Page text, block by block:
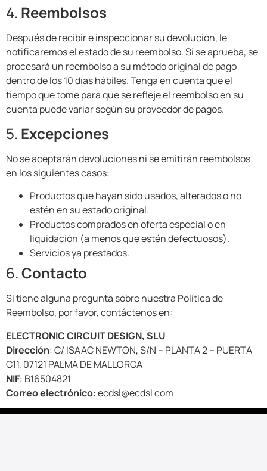
4. Reembolsos
Después de recibir e inspeccionar su devolución, le
notificaremos el estado de su reembolso. Si se aprueba, se
procesará un reembolso a su método original de pago
dentro de los 10 días hábiles. Tenga en cuenta que el
tiempo que tome para que se refleje el reembolso en su
cuenta puede variar según su proveedor de pagos.
5. Excepciones
No se aceptarán devoluciones ni se emitirán reembolsos
en los siguientes casos:
Productos que hayan sido usados, alterados o no
estén en su estado original.
Productos comprados en oferta especial o en
liquidación (a menos que estén defectuosos).
Servicios ya prestados.
6.Contacto
Si tiene alguna pregunta sobre nuestra Política de
Reembolso, por favor, contáctenos en:
ELECTRONIC CIRCUIT DESIGN, SLU
Dirección: C/ ISAAC NEWTON, S/N – PLANTA 2 – PUERTA
C11, 07121 PALMA DE MALLORCA
NIF: B16504821
Correo electrónico: ecdsl@ecdsl com